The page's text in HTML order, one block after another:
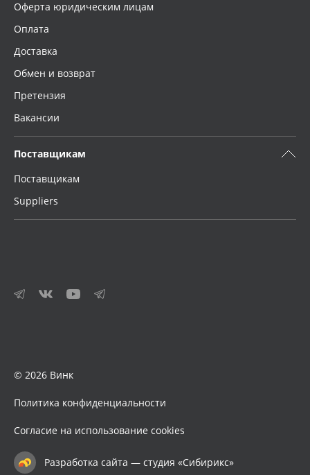
Оферта юридическим лицам
Оплата
Доставка
Обмен и возврат
Претензия
Вакансии
Поставщикам
Поставщикам
Suppliers
© 2026 Винк
Политика конфиденциальности
Согласие на использование cookies
Разработка сайта — студия «Сибирикс»